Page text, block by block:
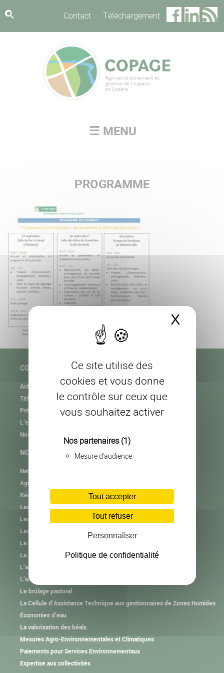
Ce site utilise des
cookies et vous donne
le contrôle sur ceux que
vous souhaitez activer
Nos partenaires (1)
Mesure d'audience
Tout accepter
Tout refuser
Personnaliser
Politique de confidentialité
X
Contact Téléchargement
☰ MENU
PROGRAMME
COPAGE
Actualités
Téléchargement
Présentation de l’association
L’équipe
Nos partenaires
NOS MISSIONS
Natura 2000
Agrifaune
RéeL CPIE de Lozère
Les plastiques agricoles
Les autres collectes
Les consignes de tri
La haie et l’arbre hors forêt
La plantation et l’animation
L’animation des Groupements Pastoraux
L’animation des Associations Foncières Pastorales
Le brûlage pastoral
La Cellule d’Assistance Technique aux gestionnaires de Zones Humides
Économies d’eau
La valorisation des béals
Mesures Agro-Environnementales et Climatiques
Paiements pour Services Environnementaux
Expertise aux collectivités